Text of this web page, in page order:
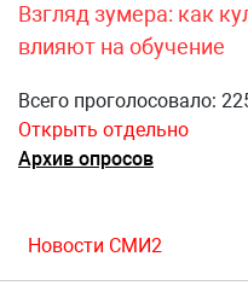
Взгляд зумера: как
влияют на обучение
Всего проголосовало:
Открыть отдельно
Архив опросов
Новости СМИ2